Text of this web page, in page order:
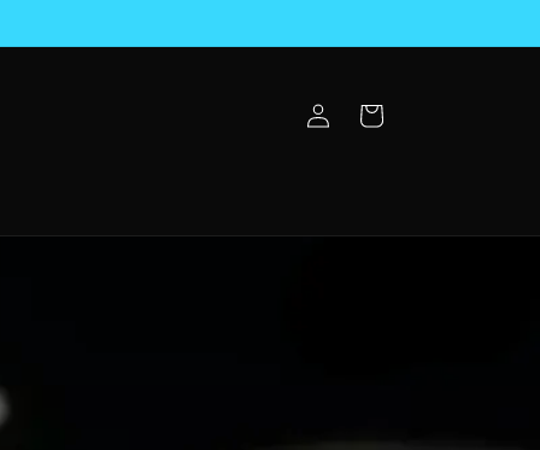
Connexion Panier